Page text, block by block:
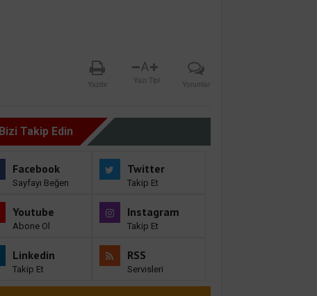
Yazdır
A
Yazı Tipi Yorumlar
Bizi Takip Edin
Facebook
Sayfayı Beğen
Twitter
Takip Et
Youtube
Abone Ol
Instagram
Takip Et
Linkedin
Takip Et
RSS
Servisleri